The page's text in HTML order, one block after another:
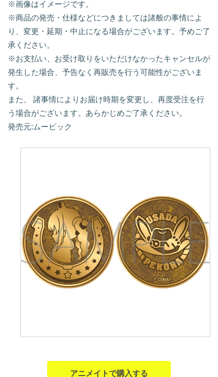
※画像はイメージです。
※商品の発売・仕様などにつきましては諸般の事情によ
り、変更・延期・中止になる場合がございます。予めご了
承ください。
※お支払い、お受け取りをいただけなかったキャンセルが
発生した場合、予告なく再販売を行う可能性がございま
す。
また、 諸事情によりお届け時期を変更し、再度受注を行
う場合がございます。あらかじめご了承ください。
発売元:ムービック
アニメイトで購入する